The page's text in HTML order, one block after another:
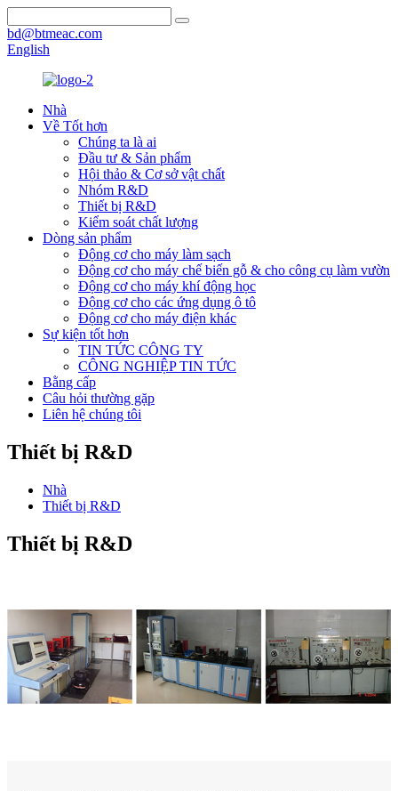
bd@btmeac.com
English
Nhà
Về Tốt hơn
Chúng ta là ai
Đầu tư & Sản phẩm
Hội thảo & Cơ sở vật chất
Nhóm R&D
Thiết bị R&D
Kiểm soát chất lượng
Dòng sản phẩm
Động cơ cho máy làm sạch
Động cơ cho máy chế biến gỗ & cho công cụ làm vườn
Động cơ cho máy khí động học
Động cơ cho các ứng dụng ô tô
Động cơ cho máy điện khác
Sự kiện tốt hơn
TIN TỨC CÔNG TY
CÔNG NGHIỆP TIN TỨC
Bằng cấp
Câu hỏi thường gặp
Liên hệ chúng tôi
Thiết bị R&D
Nhà
Thiết bị R&D
Thiết bị R&D